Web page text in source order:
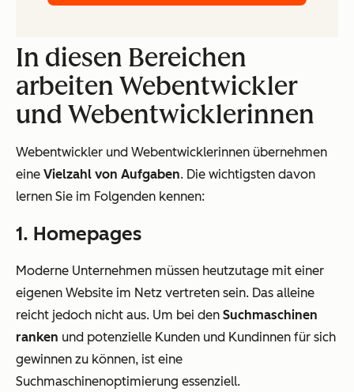
In diesen Bereichen
arbeiten Webentwickler
und Webentwicklerinnen
Webentwickler und Webentwicklerinnen übernehmen
eine Vielzahl von Aufgaben. Die wichtigsten davon
lernen Sie im Folgenden kennen:
1. Homepages
Moderne Unternehmen müssen heutzutage mit einer
eigenen Website im Netz vertreten sein. Das alleine
reicht jedoch nicht aus. Um bei den Suchmaschinen
ranken und potenzielle Kunden und Kundinnen für sich
gewinnen zu können, ist eine
Suchmaschinenoptimierung essenziell.